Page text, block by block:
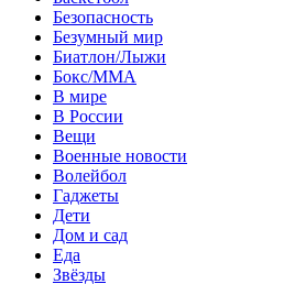
Безопасность
Безумный мир
Биатлон/Лыжи
Бокс/MMA
В мире
В России
Вещи
Военные новости
Волейбол
Гаджеты
Дети
Дом и сад
Еда
Звёзды